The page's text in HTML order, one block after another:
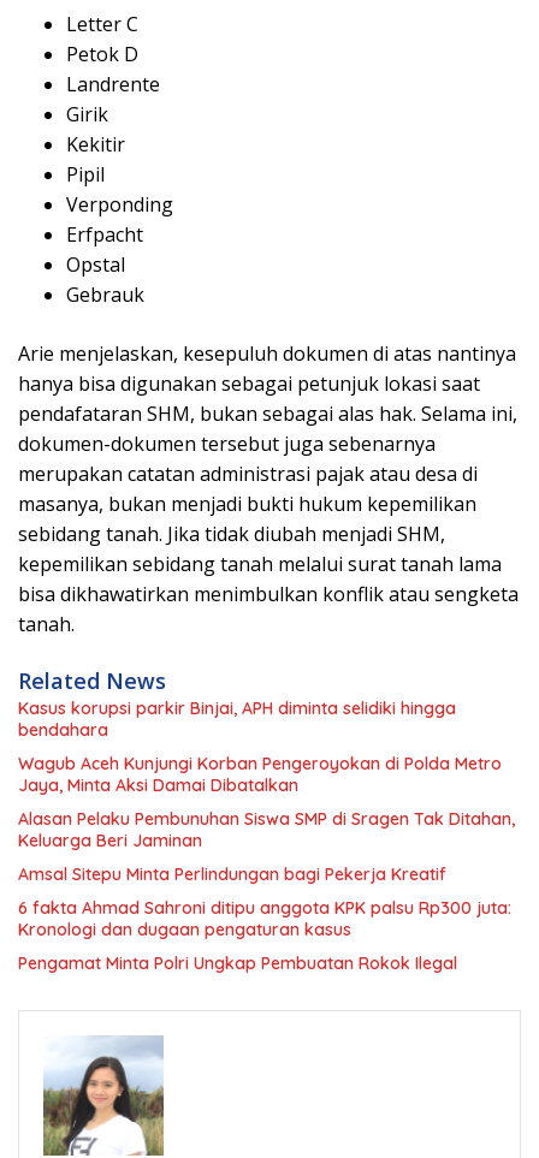
Letter C
Petok D
Landrente
Girik
Kekitir
Pipil
Verponding
Erfpacht
Opstal
Gebrauk
Arie menjelaskan, kesepuluh dokumen di atas nantinya
hanya bisa digunakan sebagai petunjuk lokasi saat
pendafataran SHM, bukan sebagai alas hak. Selama ini,
dokumen-dokumen tersebut juga sebenarnya
merupakan catatan administrasi pajak atau desa di
masanya, bukan menjadi bukti hukum kepemilikan
sebidang tanah. Jika tidak diubah menjadi SHM,
kepemilikan sebidang tanah melalui surat tanah lama
bisa dikhawatirkan menimbulkan konflik atau sengketa
tanah.
Related News
Kasus korupsi parkir Binjai, APH diminta selidiki hingga
bendahara
Wagub Aceh Kunjungi Korban Pengeroyokan di Polda Metro
Jaya, Minta Aksi Damai Dibatalkan
Alasan Pelaku Pembunuhan Siswa SMP di Sragen Tak Ditahan,
Keluarga Beri Jaminan
Amsal Sitepu Minta Perlindungan bagi Pekerja Kreatif
6 fakta Ahmad Sahroni ditipu anggota KPK palsu Rp300 juta:
Kronologi dan dugaan pengaturan kasus
Pengamat Minta Polri Ungkap Pembuatan Rokok Ilegal